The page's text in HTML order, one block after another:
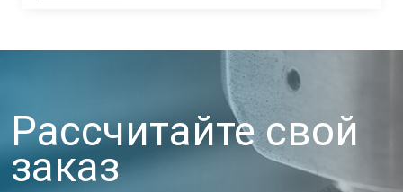
Рассчитайте свой
заказ